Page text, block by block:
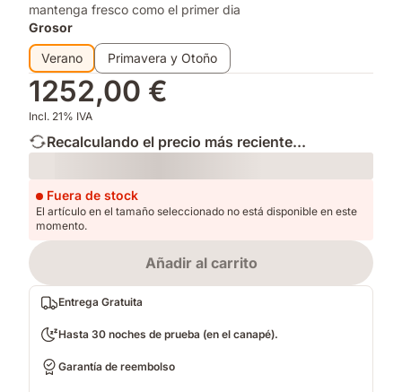
mantenga fresco como el primer dia
Grosor
Verano
Primavera y Otoño
1252,00 €
Incl. 21% IVA
Recalculando el precio más reciente...
Loading
Fuera de stock
El artículo en el tamaño seleccionado no está disponible en este
momento.
Añadir al carrito
Entrega Gratuita
Hasta 30 noches de prueba (en el canapé).
Garantía de reembolso